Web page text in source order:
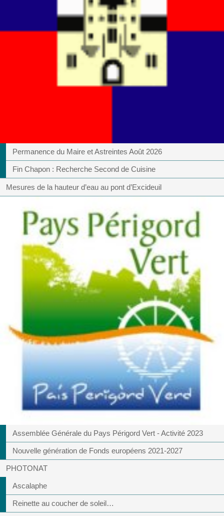
Permanence du Maire et Astreintes Août 2026
Fin Chapon : Recherche Second de Cuisine
Mesures de la hauteur d’eau au pont d’Excideuil
Assemblée Générale du Pays Périgord Vert - Activité 2023
Nouvelle génération de Fonds européens 2021-2027
PHOTONAT
Ascalaphe
Reinette au coucher de soleil…